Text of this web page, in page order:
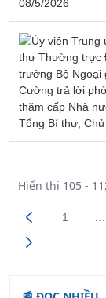
Hiển thị 105 -
Các
1 ...